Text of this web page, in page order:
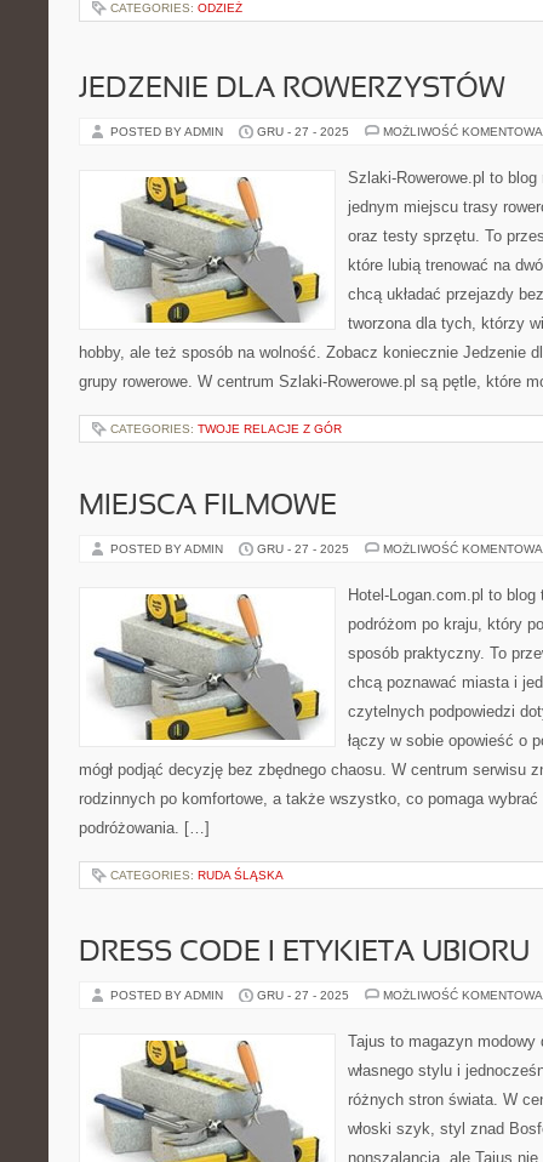
CATEGORIES: ODZIEŻ
JEDZENIE DLA ROWERZYSTÓW
POSTED BY ADMIN GRU - 27 - 2025 MOŻLIWOŚĆ
Szlaki-Rowerowe.pl to blog
jednym miejscu trasy
oraz testy sprzętu. To
które lubią trenować na
chcą układać przejazdy
tworzona dla tych, którzy
hobby, ale też sposób na wolność. Zobacz koniecznie Jedzenie
grupy rowerowe. W centrum Szlaki-Rowerowe.pl są pętle, które
CATEGORIES: TWOJE RELACJE Z GÓR
MIEJSCA FILMOWE
POSTED BY ADMIN GRU - 27 - 2025 MOŻLIWOŚĆ
Hotel-Logan.com.pl to
podróżom po kraju, który
sposób praktyczny. To
chcą poznawać miasta i
czytelnych podpowiedzi
łączy w sobie opowieść o
mógł podjąć decyzję bez zbędnego chaosu. W centrum serwisu
rodzinnych po komfortowe, a także wszystko, co pomaga
podróżowania. […]
CATEGORIES: RUDA ŚLĄSKA
DRESS CODE I ETYKIETA UBIORU
POSTED BY ADMIN GRU - 27 - 2025 MOŻLIWOŚĆ
Tajus to magazyn
własnego stylu i
różnych stron świata. W
włoski szyk, styl znad
nonszalancja, ale Tajus